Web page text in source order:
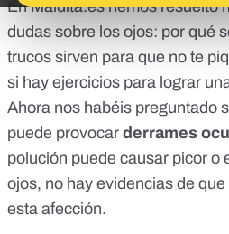
En Maldita.es hemos resuelto
dudas sobre los ojos: por qué
trucos sirven para que no te
si hay ejercicios para lograr
Ahora nos habéis preguntado
puede provocar derrames
polución puede causar picor o
ojos, no hay evidencias de
esta afección.